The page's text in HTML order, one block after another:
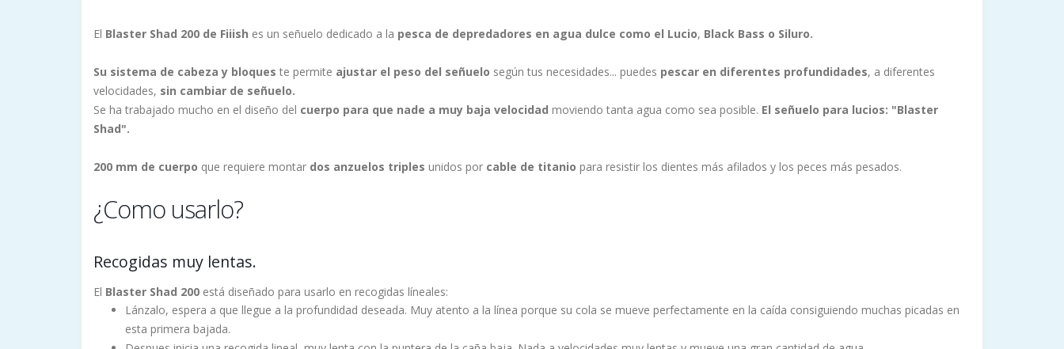
El Blaster Shad 200 de Fiiish es un señuelo dedicado a la pesca de depredadores en agua dulce como el Lucio, Black Bass o Siluro.
Su sistema de cabeza y bloques te permite ajustar el peso del señuelo según tus necesidades... puedes pescar en diferentes profundidades, a diferentes
velocidades, sin cambiar de señuelo.
Se ha trabajado mucho en el diseño del cuerpo para que nade a muy baja velocidad moviendo tanta agua como sea posible. El señuelo para lucios: "Blaster
Shad".
200 mm de cuerpo que requiere montar dos anzuelos triples unidos por cable de titanio para resistir los dientes más afilados y los peces más pesados.
¿Como usarlo?
Recogidas muy lentas.
El Blaster Shad 200 está diseñado para usarlo en recogidas líneales:
Lánzalo, espera a que llegue a la profundidad deseada. Muy atento a la línea porque su cola se mueve perfectamente en la caída consiguiendo muchas picadas en
esta primera bajada.